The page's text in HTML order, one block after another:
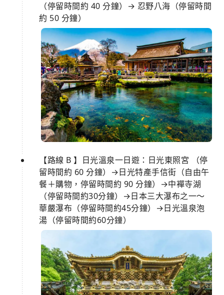
（停留時間約 40 分鐘）→ 忍野八海（停留時間
約 50 分鐘）
【路線 B 】日光溫泉一日遊：日光東照宮 （停
留時間約 60 分鐘）→日光特產手信街（自由午
餐＋購物，停留時間約 90 分鐘）→中襌寺湖
（停留時間約30分鐘）→日本三大瀑布之一～
華嚴瀑布（停留時間約45分鐘）→日光溫泉泡
湯（停留時間約60分鐘）